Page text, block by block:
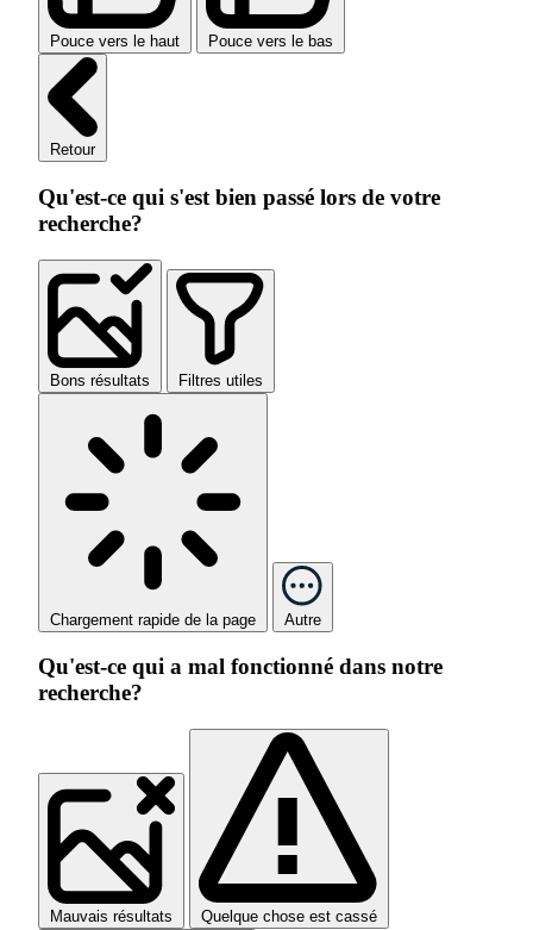
Pouce vers le haut Pouce vers le bas
Retour
Qu'est-ce qui s'est bien passé lors de votre
recherche?
Bons résultats Filtres utiles
Chargement rapide de la page Autre
Qu'est-ce qui a mal fonctionné dans notre
recherche?
Mauvais résultats Quelque chose est cassé